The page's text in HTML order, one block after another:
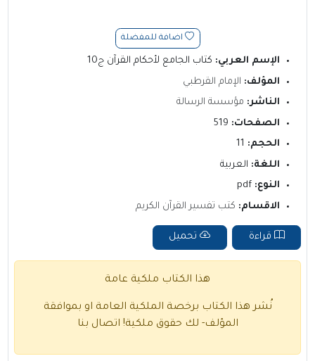
اضافة للمفضلة
الإسم العربي: كتاب الجامع لأحكام القرآن ج10
المؤلف: الإمام القرطبي
الناشر: مؤسسة الرسالة
الصفحات:
الحجم:
اللغة: العربية
النوع:
الاقسام: كتب تفسير القرآن الكريم
قراءة تحميل
هذا الكتاب ملكية عامة
نُشر هذا الكتاب برخصة الملكية العامة او بموافقة
المؤلف- لك حقوق ملكية! اتصال بنا